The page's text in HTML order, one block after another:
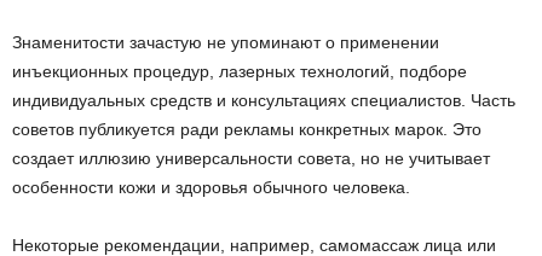
Знаменитости зачастую не упоминают о применении
инъекционных процедур, лазерных технологий, подборе
индивидуальных средств и консультациях специалистов. Часть
советов публикуется ради рекламы конкретных марок. Это
создает иллюзию универсальности совета, но не учитывает
особенности кожи и здоровья обычного человека.
Некоторые рекомендации, например, самомассаж лица или